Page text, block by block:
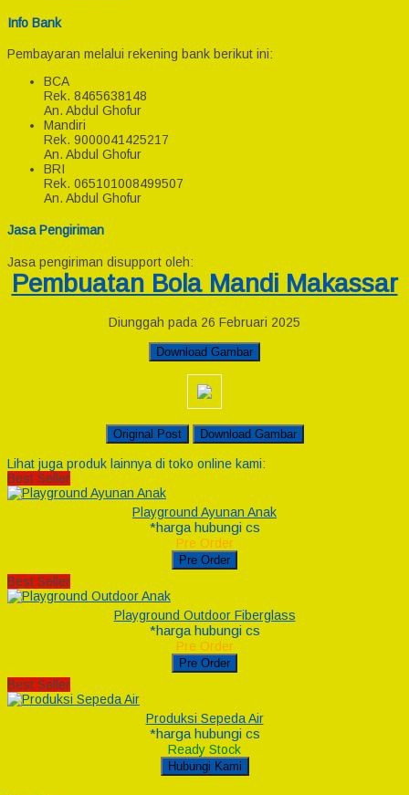
Info Bank
Pembayaran melalui rekening bank berikut ini:
BCA
Rek. 8465638148
An. Abdul Ghofur
Mandiri
Rek. 9000041425217
An. Abdul Ghofur
BRI
Rek. 065101008499507
An. Abdul Ghofur
Jasa Pengiriman
Jasa pengiriman disupport oleh:
Pembuatan Bola Mandi Makassar
Diunggah pada 26 Februari 2025
Download Gambar
Original Post Download Gambar
Lihat juga produk lainnya di toko online kami:
Best Seller
Playground Ayunan Anak
*harga hubungi cs
Pre Order
Pre Order
Best Seller
Playground Outdoor Fiberglass
*harga hubungi cs
Pre Order
Pre Order
Best Seller
Produksi Sepeda Air
*harga hubungi cs
Ready Stock
Hubungi Kami